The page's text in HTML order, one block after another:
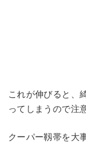
これが伸びると、
ってしまうので注
クーパー靱帯を大